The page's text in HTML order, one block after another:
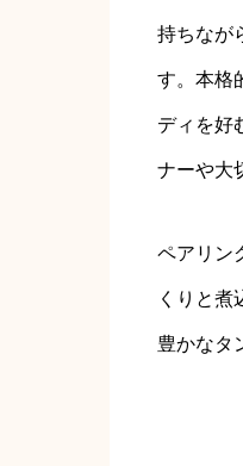
持ちなが
す。本格
ディを好
ナーや大
ペアリン
くりと煮
豊かなタ